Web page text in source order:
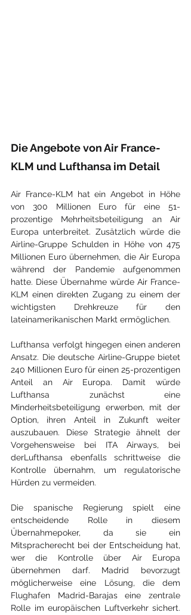
Die Angebote von Air France-
KLM und Lufthansa im Detail
Air France-KLM hat ein Angebot in Höhe
von 300 Millionen Euro für eine 51-
prozentige Mehrheitsbeteiligung an Air
Europa unterbreitet. Zusätzlich würde die
Airline-Gruppe Schulden in Höhe von 475
Millionen Euro übernehmen, die Air Europa
während der Pandemie aufgenommen
hatte. Diese Übernahme würde Air France-
KLM einen direkten Zugang zu einem der
wichtigsten Drehkreuze für den
lateinamerikanischen Markt ermöglichen.
Lufthansa verfolgt hingegen einen anderen
Ansatz. Die deutsche Airline-Gruppe bietet
240 Millionen Euro für einen 25-prozentigen
Anteil an Air Europa. Damit würde
Lufthansa zunächst eine
Minderheitsbeteiligung erwerben, mit der
Option, ihren Anteil in Zukunft weiter
auszubauen. Diese Strategie ähnelt der
Vorgehensweise bei ITA Airways, bei
derLufthansa ebenfalls schrittweise die
Kontrolle übernahm, um regulatorische
Hürden zu vermeiden.
Die spanische Regierung spielt eine
entscheidende Rolle in diesem
Übernahmepoker, da sie ein
Mitspracherecht bei der Entscheidung hat,
wer die Kontrolle über Air Europa
übernehmen darf. Madrid bevorzugt
möglicherweise eine Lösung, die dem
Flughafen Madrid-Barajas eine zentrale
Rolle im europäischen Luftverkehr sichert.